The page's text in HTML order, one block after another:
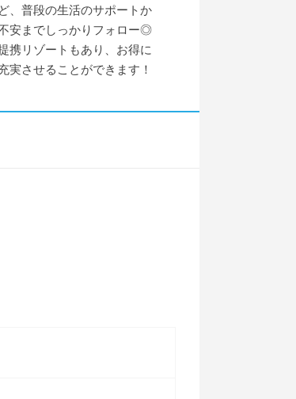
、普段の生活のサポートか
安までしっかりフォロー◎
携リゾートもあり、お得に
実させることができます！